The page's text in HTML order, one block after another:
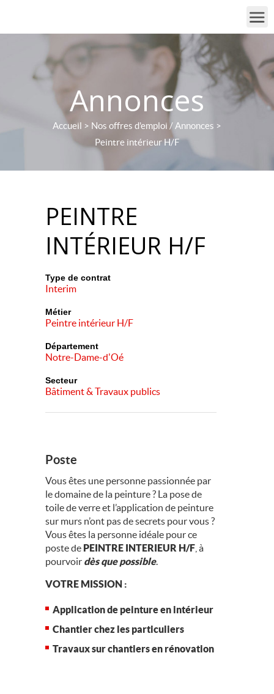
Annonces
Accueil > Nos offres d'emploi / Annonces >
Peintre intérieur H/F
PEINTRE
INTÉRIEUR H/F
Type de contrat
Interim
Métier
Peintre intérieur H/F
Département
Notre-Dame-d'Oé
Secteur
Bâtiment & Travaux publics
Poste
Vous êtes une personne passionnée par
le domaine de la peinture ? La pose de
toile de verre et l’application de peinture
sur murs n’ont pas de secrets pour vous ?
Vous êtes la personne idéale pour ce
poste de PEINTRE INTERIEUR H/F , à
pourvoir dès que possible.
VOTRE MISSION :
Application de peinture en intérieur
Chantier chez les particuliers
Travaux sur chantiers en rénovation